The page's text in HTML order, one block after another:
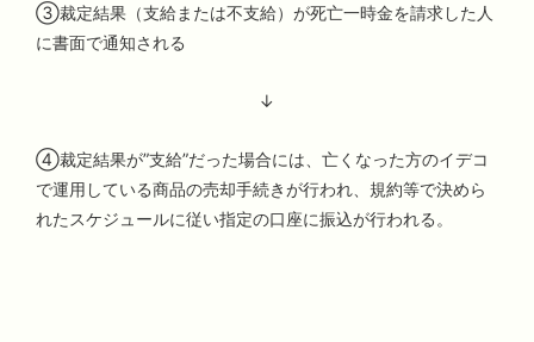
③裁定結果（支給または不支給）が死亡一時金を請求した人
に書面で通知される
↓
④裁定結果が”支給”だった場合には、亡くなった方のイデコ
で運用している商品の売却手続きが行われ、規約等で決めら
れたスケジュールに従い指定の口座に振込が行われる。